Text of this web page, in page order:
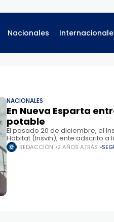
Nacionales
NACIONALES
En Nueva Esparta
potable
El pasado 20 de diciembre, el
Hábitat (Insvih), ente adscrito a
benefició a familias de los
REDACCIÓN 2 AÑOS ATRÁS